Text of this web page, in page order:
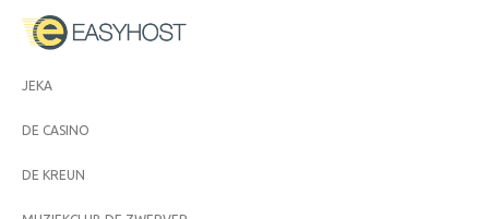
JEKA
DE CASINO
DE KREUN